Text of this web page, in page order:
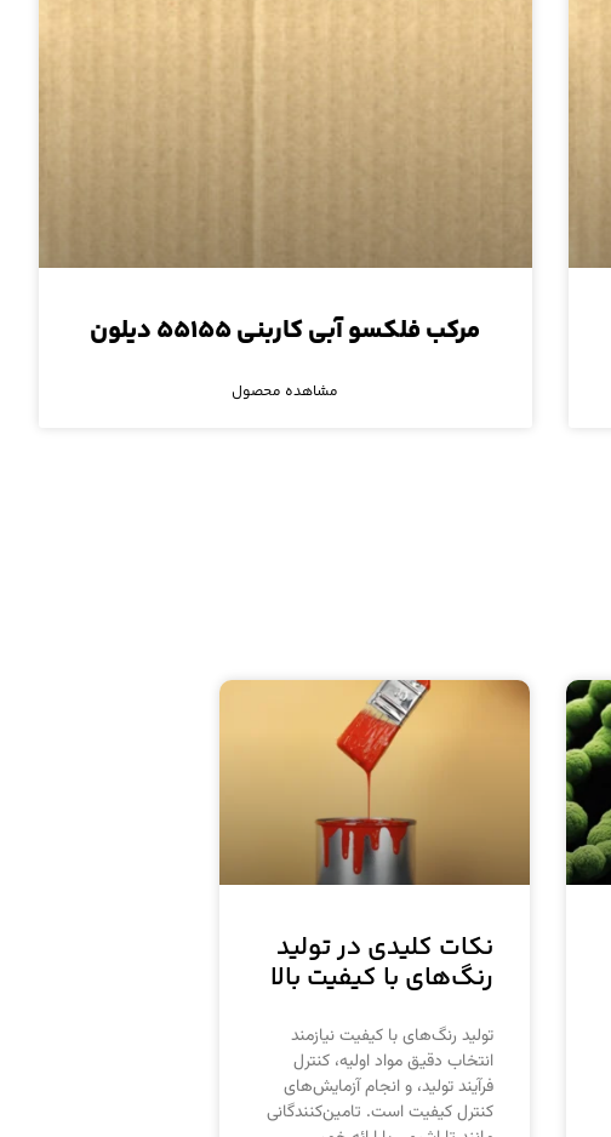
مرکب فلکسو آبی کاربنی ۵۵۱۵۵ دیلون
مشاهده محصول
نکات کلیدی در تولید
رنگ‌های با کیفیت بالا
تولید رنگ‌های با کیفیت نیازمند
انتخاب دقیق مواد اولیه، کنترل
فرآیند تولید، و انجام آزمایش‌های
کنترل کیفیت است. تامین‌کنندگانی